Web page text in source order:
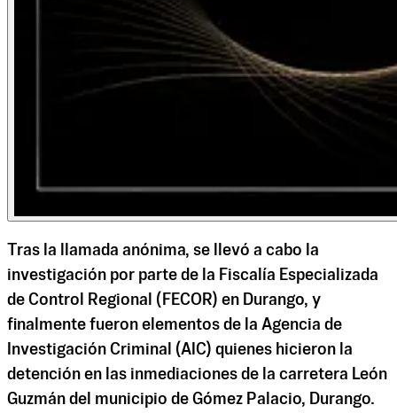
Tras la llamada anónima, se llevó a cabo la
investigación por parte de la Fiscalía Especializada
de Control Regional (FECOR) en Durango, y
finalmente fueron elementos de la Agencia de
Investigación Criminal (AIC) quienes hicieron la
detención en las inmediaciones de la carretera León
Guzmán del municipio de Gómez Palacio, Durango.